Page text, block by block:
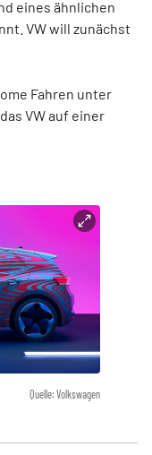
eines ähnlichen
VW will zunächst
Fahren unter
VW auf einer
Quelle: Volkswagen